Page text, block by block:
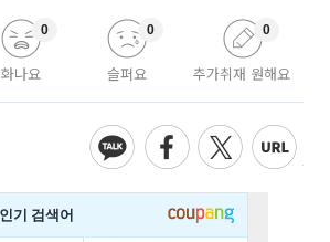
화나요
0
슬퍼요
0
추가취재 원해요
0